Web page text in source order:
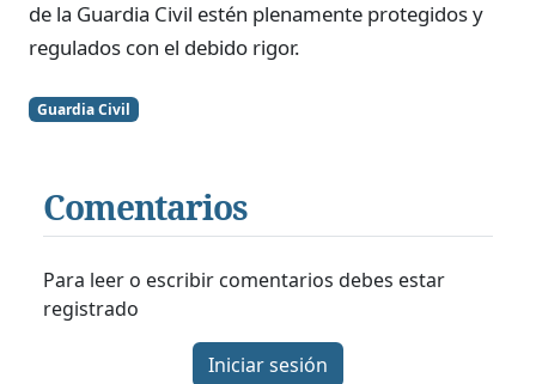
de la Guardia Civil estén plenamente protegidos y
regulados con el debido rigor.
Guardia Civil
Comentarios
Para leer o escribir comentarios debes estar
registrado
Iniciar sesión